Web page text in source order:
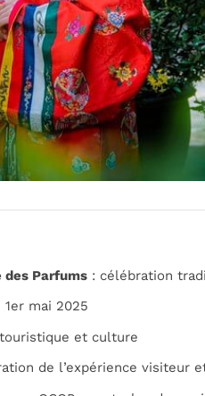
des Parfums : célébration
mai 2025
et culture
de l’expérience visiteur